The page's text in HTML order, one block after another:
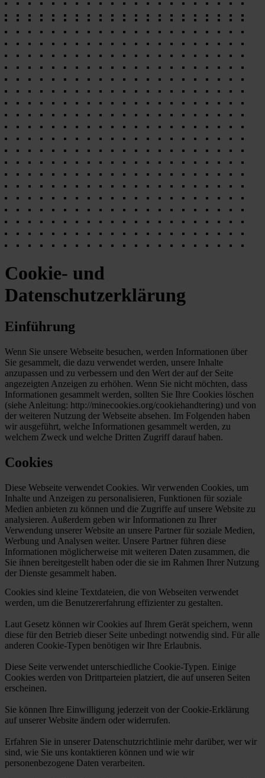
Cookie- und
Datenschutzerklärung
Einführung
Wenn Sie unsere Webseite besuchen, werden Informationen über
Sie gesammelt, die dazu verwendet werden, unsere Inhalte
anzupassen und zu verbessern und den Wert der auf der Seite
angezeigten Anzeigen zu erhöhen. Wenn Sie nicht möchten, dass
Informationen gesammelt werden, sollten Sie Ihre Cookies löschen
(siehe Anleitung: http://minecookies.org/cookiehandtering) und von
der weiteren Nutzung der Webseite absehen. Im Folgenden haben
wir ausgeführt, welche Informationen gesammelt werden, zu
welchem Zweck und welche Dritten Zugriff darauf haben.
Cookies
Diese Webseite verwendet Cookies. Wir verwenden Cookies, um
Inhalte und Anzeigen zu personalisieren, Funktionen für soziale
Medien anbieten zu können und die Zugriffe auf unsere Website zu
analysieren. Außerdem geben wir Informationen zu Ihrer
Verwendung unserer Website an unsere Partner für soziale Medien,
Werbung und Analysen weiter. Unsere Partner führen diese
Informationen möglicherweise mit weiteren Daten zusammen, die
Sie ihnen bereitgestellt haben oder die sie im Rahmen Ihrer Nutzung
der Dienste gesammelt haben.
Cookies sind kleine Textdateien, die von Webseiten verwendet
werden, um die Benutzererfahrung effizienter zu gestalten.
Laut Gesetz können wir Cookies auf Ihrem Gerät speichern, wenn
diese für den Betrieb dieser Seite unbedingt notwendig sind. Für alle
anderen Cookie-Typen benötigen wir Ihre Erlaubnis.
Diese Seite verwendet unterschiedliche Cookie-Typen. Einige
Cookies werden von Drittparteien platziert, die auf unseren Seiten
erscheinen.
Sie können Ihre Einwilligung jederzeit von der Cookie-Erklärung
auf unserer Website ändern oder widerrufen.
Erfahren Sie in unserer Datenschutzrichtlinie mehr darüber, wer wir
sind, wie Sie uns kontaktieren können und wie wir
personenbezogene Daten verarbeiten.